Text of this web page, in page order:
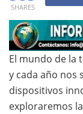
SHARES
El mundo de la
y cada año nos
dispositivos
exploraremos